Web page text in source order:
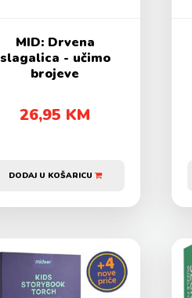
MID: Drvena
slagalica - učimo
brojeve
26,95 KM
DODAJ U KOŠARICU